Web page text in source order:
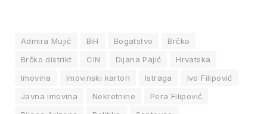
Admira Mujić BiH Bogatstvo
Brčko
Brčko distrikt
CIN Dijana Pajić
Hrvatska
Imovina
Imovinski karton Istraga
Ivo Filipović
Javna imovina
Nekretnine
Pera Filipović